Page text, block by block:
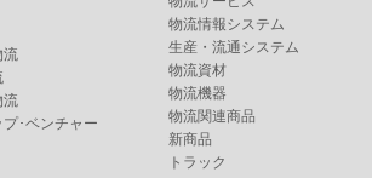
流
流
･ベンチャー
物流情報システム
生産・流通システム
物流資材
物流機器
物流関連商品
新商品
トラック